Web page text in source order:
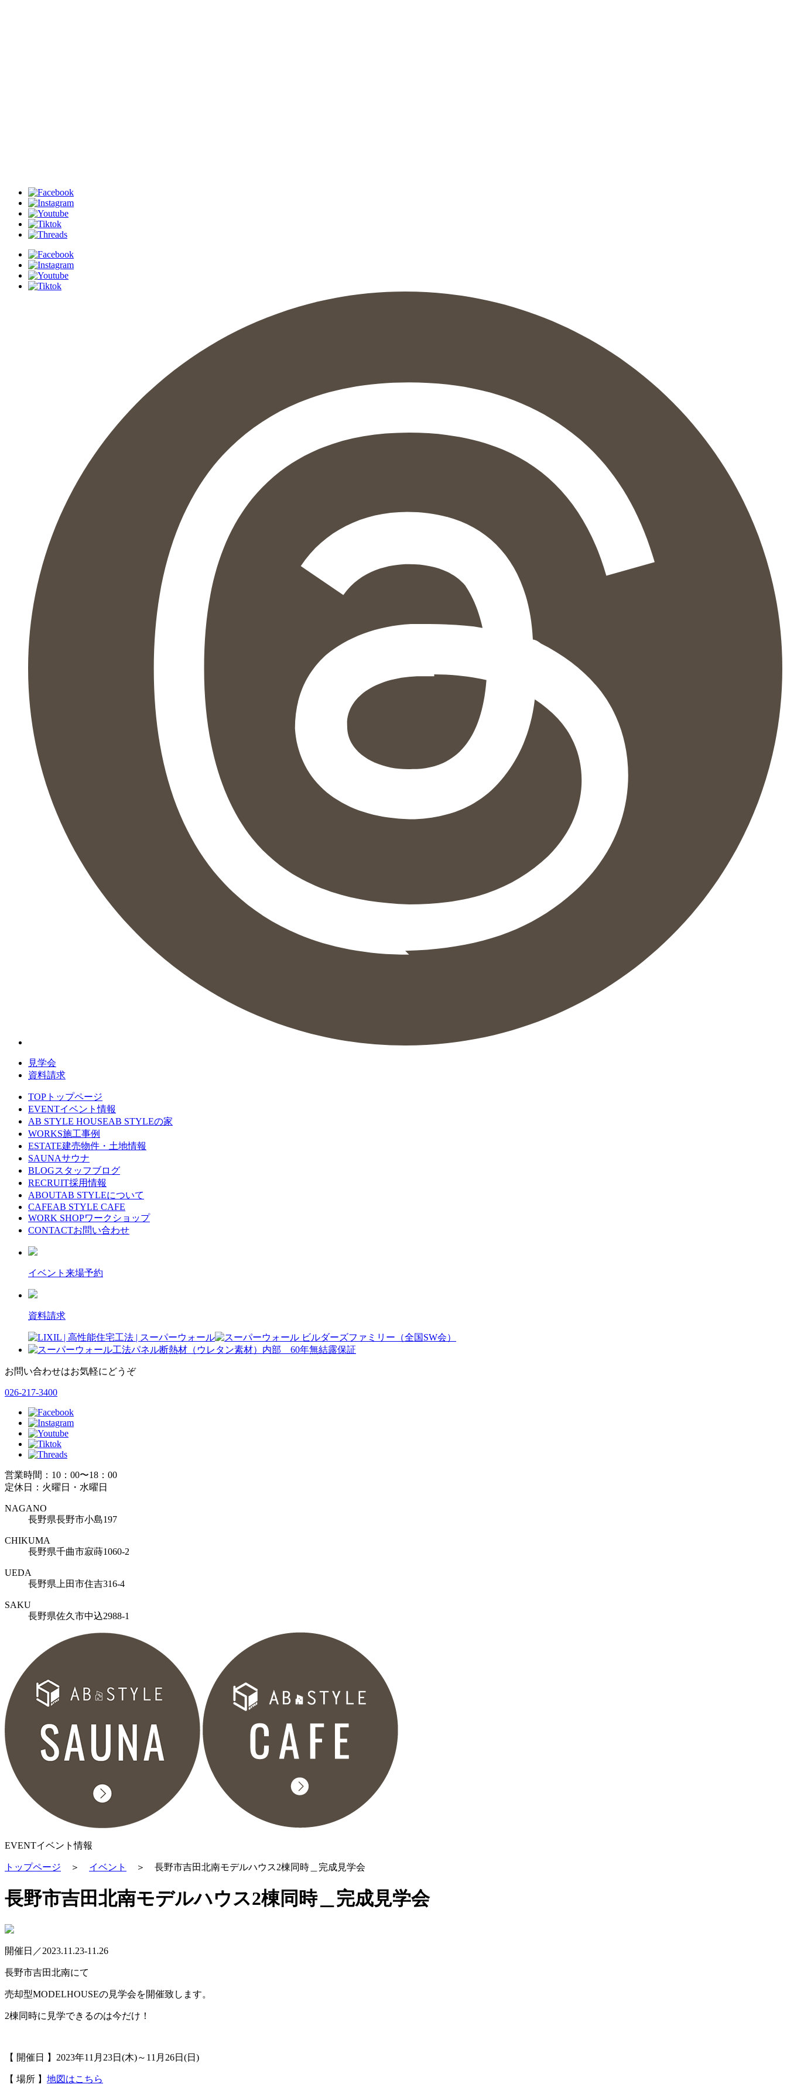
見学会
資料請求
TOP トップページ
EVENTイベント情報
AB STYLE HOUSEAB STYLEの家
WORKS施工事例
ESTATE建売物件・土地情報
SAUNAサウナ
BLOGスタッフブログ
RECRUIT採用情報
ABOUTAB STYLEについて
CAFEAB STYLE CAFE
WORK SHOPワークショップ
CONTACTお問い合わせ
イベント来場予約
資料請求
お問い合わせはお気軽にどうぞ
026-217-3400
営業時間：10：00〜18：00
定休日：火曜日・水曜日
NAGANO
長野県長野市小島197
CHIKUMA
長野県千曲市寂蒔1060-2
UEDA
長野県上田市住吉316-4
SAKU
長野県佐久市中込2988-1
EVENTイベント情報
トップページ ＞ イベント ＞ 長野市吉田北南モデルハウス2棟同時＿完成見学会
長野市吉田北南モデルハウス2棟同時＿完成見学会
開催日／2023.11.23-11.26
長野市吉田北南にて
売却型MODELHOUSEの見学会を開催致します。
2棟同時に見学できるのは今だけ！
【 開催日 】2023年11月23日(木)～11月26日(日)
【 場所 】 地図はこちら